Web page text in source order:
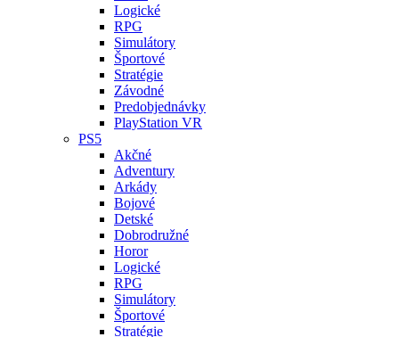
Logické
RPG
Simulátory
Športové
Stratégie
Závodné
Predobjednávky
PlayStation VR
PS5
Akčné
Adventury
Arkády
Bojové
Detské
Dobrodružné
Horor
Logické
RPG
Simulátory
Športové
Stratégie